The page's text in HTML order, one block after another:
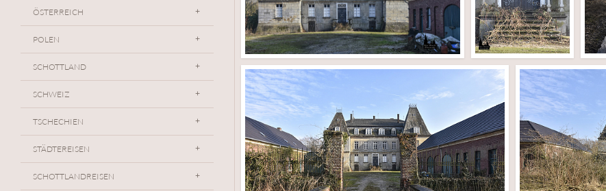
ÖSTERREICH
POLEN
SCHOTTLAND
SCHWEIZ
TSCHECHIEN
STÄDTEREISEN
SCHOTTLANDREISEN